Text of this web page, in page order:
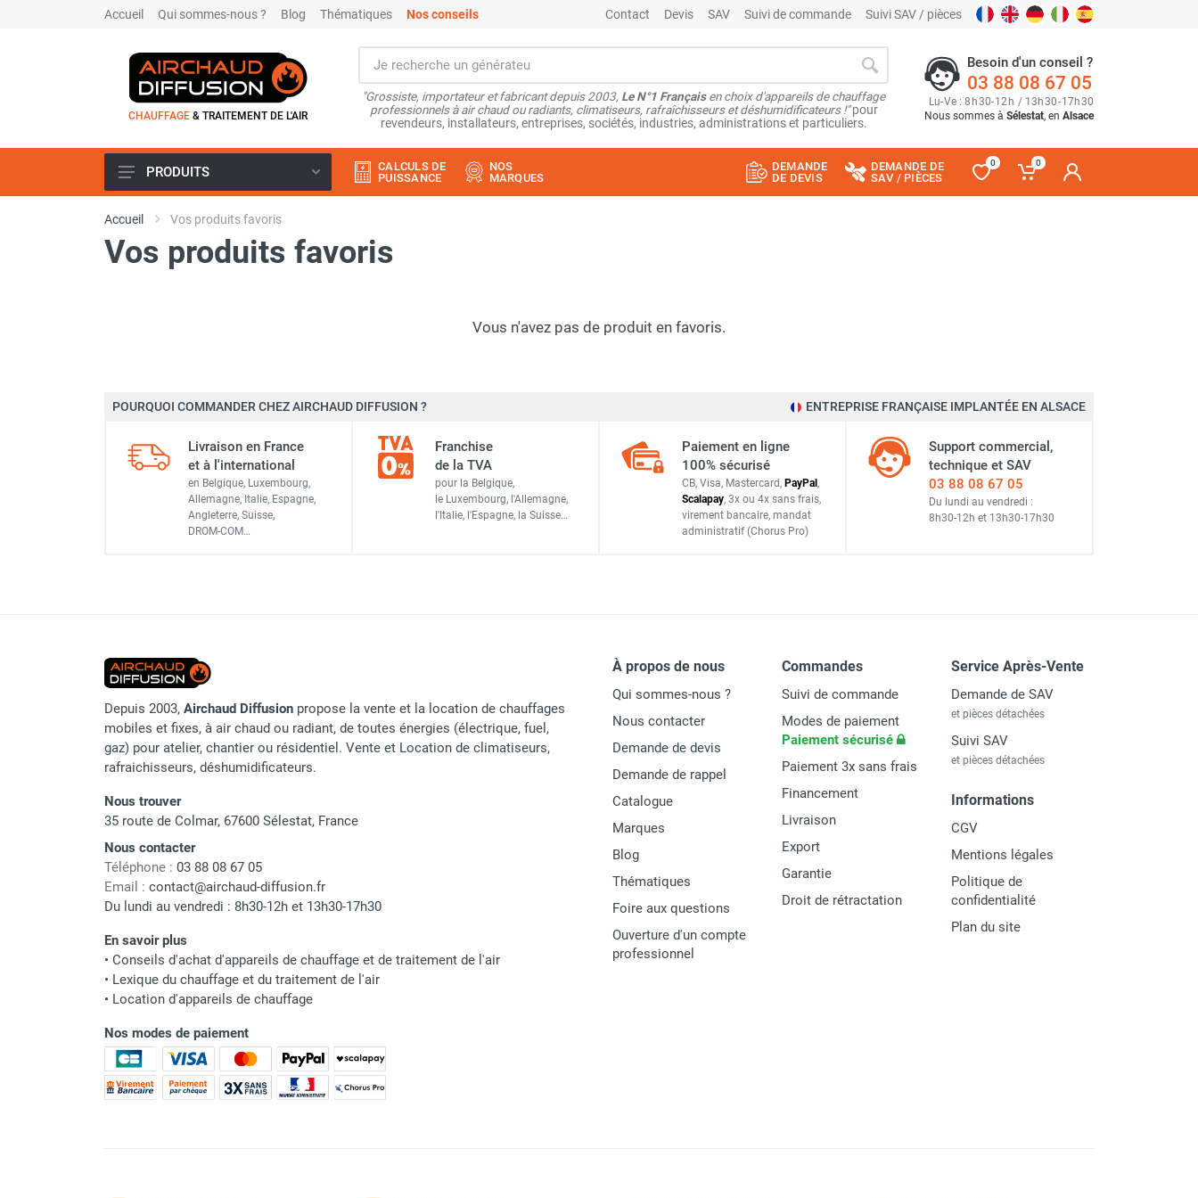
Accueil Qui sommes-nous ? Blog Thématiques Nos conseils Contact Devis SAV Suivi de commande Suivi SAV / pièces
CHAUFFAGE & TRAITEMENT DE L'AIR
"Grossiste, importateur et fabricant depuis 2003, Le N°1 Françaisen choix d'appareils de chauffage
professionnels à air chaud ou radiants, climatiseurs, rafraîchisseurs et déshumidificateurs !"pour
revendeurs, installateurs, entreprises, sociétés, industries, administrations et particuliers.
Besoin d'un conseil ?
03 88 08 67 05
Lu-Ve : 8h30-12h / 13h30-17h30
Nous sommes à Sélestat, en Alsace
Climatiseur
Climatiseur mobile
Climatiseur mobile résidentiel et
Rafraichisseur d’air fixe
Coffret de brumisation
Ventilateur brumisateur
Ventilateur / extracteur d'air mobile
Brasseur d'air
Ventilateur fixe
Ventilateur de bureau
Ventilateur de table
Extracteur d'air mural hélicoïde
Extracteur d'air mural centrifuge
Extracteur d'air mural ATEX
Déstratificateur ventilateur de
plafond
Déstratificateur industriel à pales
Déstratificateur industriel caréné
Déstratificateur de plafond design
Déstratificateur Airius
VMC
Caisson d'Extraction VMC Collective
Caisson d'Extraction VMC tertiaire
Déshumidificateur d'air
professionnel
Déshumidificateur fixe
Déshumidificateur de maison et de
confort
PRODUITS
CALCULS DE
PUISSANCE
NOS
MARQUES
DEMANDE
DE DEVIS
DEMANDE DE
SAV / PIÈCES
0 0
Accueil Vos produits favoris
Vos produits favoris
Vous n'avez pas de produit en favoris.
POURQUOI COMMANDER CHEZ AIRCHAUD DIFFUSION ? ENTREPRISE FRANÇAISE IMPLANTÉE EN ALSACE
Livraison en France
et à l'international
en Belgique, Luxembourg,
Allemagne, Italie, Espagne,
Angleterre, Suisse,
DROM-COM…
Franchise
de la TVA
pour la Belgique,
le Luxembourg, l'Allemagne,
l'Italie, l'Espagne, la Suisse…
Paiement en ligne
100% sécurisé
CB, Visa, Mastercard, PayPal ,
Scalapay, 3x ou 4x sans frais,
virement bancaire, mandat
administratif (Chorus Pro)
Support commercial,
technique et SAV
03 88 08 67 05
Du lundi au vendredi :
8h30-12h et 13h30-17h30
Depuis 2003, Airchaud Diffusion propose la vente et la location de chauffages
mobiles et fixes, à air chaud ou radiant, de toutes énergies (électrique, fuel,
gaz) pour atelier, chantier ou résidentiel. Vente et Location de climatiseurs,
rafraichisseurs, déshumidificateurs.
Nous trouver
35 route de Colmar, 67600 Sélestat, France
Nous contacter
Téléphone : 03 88 08 67 05
Email : contact@airchaud-diffusion.fr
Du lundi au vendredi : 8h30-12h et 13h30-17h30
En savoir plus
• Conseils d'achat d'appareils de chauffage et de traitement de l'air
• Lexique du chauffage et du traitement de l'air
• Location d'appareils de chauffage
Nos modes de paiement
À propos de nous
Qui sommes-nous ?
Nous contacter
Demande de devis
Demande de rappel
Catalogue
Marques
Blog
Thématiques
Foire aux questions
Ouverture d'un compte
professionnel
Commandes
Suivi de commande
Modes de paiement
Paiement sécurisé
Paiement 3x sans frais
Financement
Livraison
Export
Garantie
Droit de rétractation
Service Après-Vente
Demande de SAV
et pièces détachées
Suivi SAV
et pièces détachées
Informations
CGV
Mentions légales
Politique de
confidentialité
Plan du site